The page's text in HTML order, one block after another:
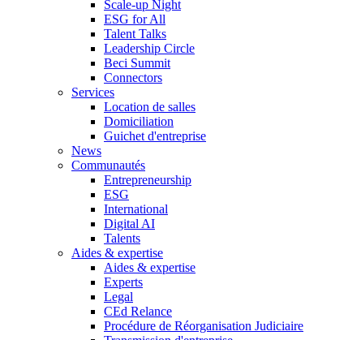
Scale-up Night
ESG for All
Talent Talks
Leadership Circle
Beci Summit
Connectors
Services
Location de salles
Domiciliation
Guichet d'entreprise
News
Communautés
Entrepreneurship
ESG
International
Digital AI
Talents
Aides & expertise
Aides & expertise
Experts
Legal
CEd Relance
Procédure de Réorganisation Judiciaire